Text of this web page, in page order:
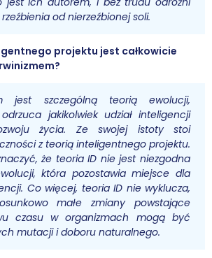
od nierzeźbionej soli.
projektu jest całkowicie
jest szczególną teorią ewolucji,
jakikolwiek udział inteligencji
życia. Ze swojej istoty stoi
z teorią inteligentnego projektu.
że teoria ID nie jest niezgodna
która pozostawia miejsce dla
Co więcej, teoria ID nie wyklucza,
małe zmiany powstające
czasu w organizmach mogą być
mutacji i doboru naturalnego.